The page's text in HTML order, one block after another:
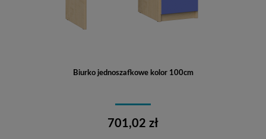
Biurko jednoszafkowe kolor 100cm
701,02 zł